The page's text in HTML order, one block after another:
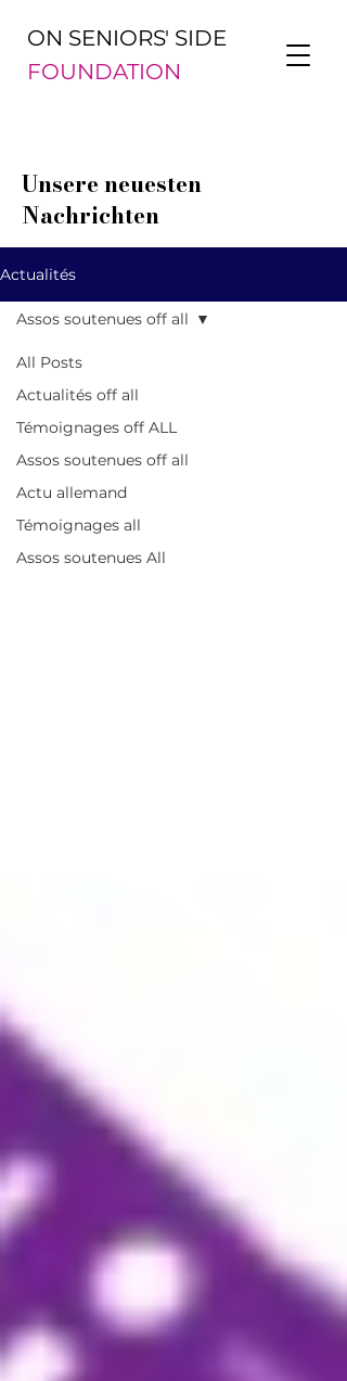
ON SENIORS' SIDE
FOUNDATION
Unsere neuesten
Nachrichten
Actualités
All Posts
Actualités off all
Témoignages off ALL
Assos soutenues off all
Actu allemand
Témoignages all
Assos soutenues All
Assos soutenues off all